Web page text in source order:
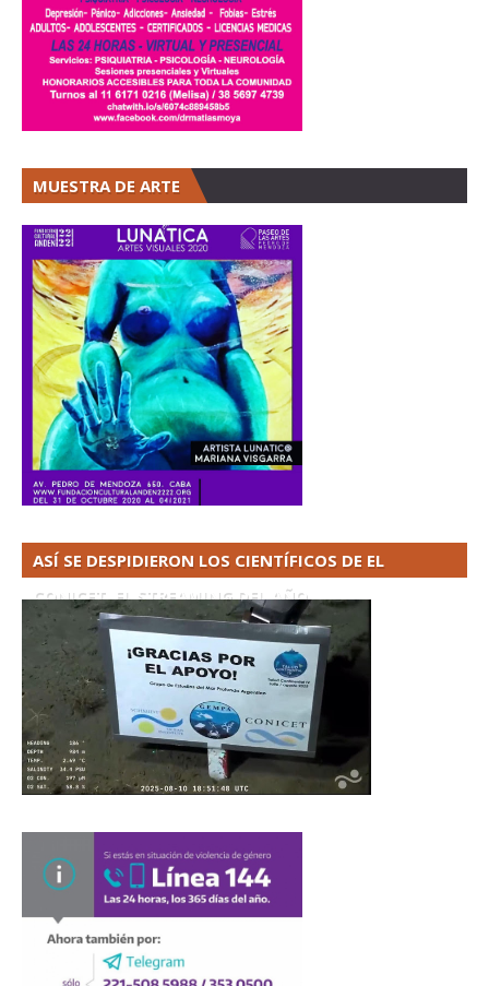
MUESTRA DE ARTE
ASÍ SE DESPIDIERON LOS CIENTÍFICOS DE EL
CONICET. EL STREAMING DEL AÑO